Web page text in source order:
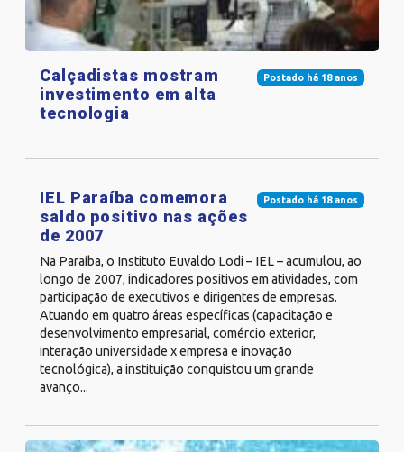
Postado há 18 anos
Calçadistas mostram
investimento em alta
tecnologia
Postado há 18 anos
IEL Paraíba comemora
saldo positivo nas ações
de 2007
Na Paraíba, o Instituto Euvaldo Lodi – IEL – acumulou, ao
longo de 2007, indicadores positivos em atividades, com
participação de executivos e dirigentes de empresas.
Atuando em quatro áreas específicas (capacitação e
desenvolvimento empresarial, comércio exterior,
interação universidade x empresa e inovação
tecnológica), a instituição conquistou um grande
avanço...